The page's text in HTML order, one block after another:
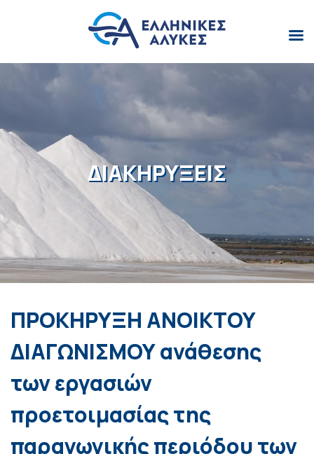
ΔΙΑΚΗΡΥΞΕΙΣ
ΠΡΟΚΗΡΥΞΗ ΑΝΟΙΚΤΟΥ
ΔΙΑΓΩΝΙΣΜΟΥ ανάθεσης
των εργασιών
προετοιμασίας της
παραγωγικής περιόδου των